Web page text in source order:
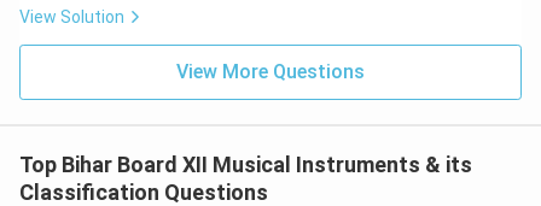
View Solution
View More Questions
Top Bihar Board XII Musical Instruments & its
Classification Questions